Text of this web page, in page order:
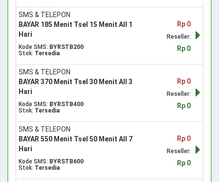
SMS & TELEPON
BAYAR 185 Menit Tsel 15 Menit All 1
Hari
Kode SMS: BYRSTB200
Stok: Tersedia
Rp 0
Reseller:
Rp 0
SMS & TELEPON
BAYAR 370 Menit Tsel 30 Menit All 3
Hari
Kode SMS: BYRSTB400
Stok: Tersedia
Rp 0
Reseller:
Rp 0
SMS & TELEPON
BAYAR 550 Menit Tsel 50 Menit All 7
Hari
Kode SMS: BYRSTB600
Stok: Tersedia
Rp 0
Reseller:
Rp 0